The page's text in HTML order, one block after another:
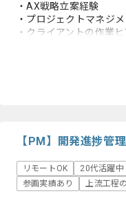
・AX戦略立案経験
・プロジェクトマネジ
・クライアントの作業
【PM】開発進捗管
リモートOK 20代活躍中
参画実績あり
上流工程